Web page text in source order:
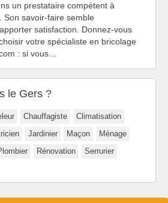
un prestataire compétent à
Son savoir-faire semble
satisfaction. Donnez-vous
votre spécialiste en bricolage
: si vous…
le Gers ?
Chauffagiste
Climatisation
Jardinier Maçon
Ménage
Rénovation
Serrurier